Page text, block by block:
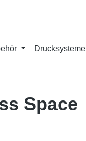
Drucksysteme
Space